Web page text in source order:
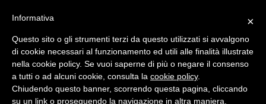
Quotidiano d'informazione distribuito in Molise con
×
Informativa
Questo sito o gli strumenti terzi da questo utilizzati si avvalgono
di cookie necessari al funzionamento ed utili alle finalità illustrate
nella cookie policy. Se vuoi saperne di più o negare il consenso
a tutti o ad alcuni cookie, consulta la cookie policy.
Chiudendo questo banner, scorrendo questa pagina, cliccando
su un link o proseguendo la navigazione in altra maniera,